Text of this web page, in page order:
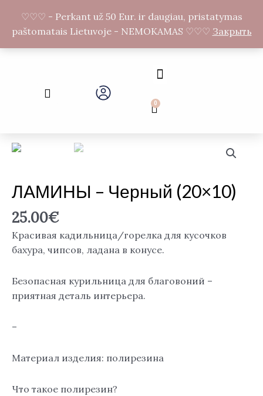
содержимому
F
a
c
e
k
n
s
t
g
r
m
Search
Menu
0Cart
ЛАМИНЫ – Черный (20×10)
25.00€
Красивая кадильница/горелка для кусочков
бахура, чипсов, ладана в конусе.
Безопасная курильница для благовоний –
приятная деталь интерьера.
–
Материал изделия: полирезина
Что такое полирезин?
♡♡♡ - Perkant už 50 Eur. ir daugiau, pristatymas
paštomatais Lietuvoje - NEMOKAMAS ♡♡♡ Закрыть